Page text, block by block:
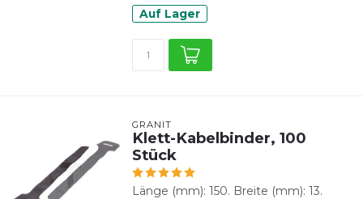
Auf Lager
GRANIT
Klett-Kabelbinder, 100
Stück
Länge (mm): 150. Breite (mm): 13.